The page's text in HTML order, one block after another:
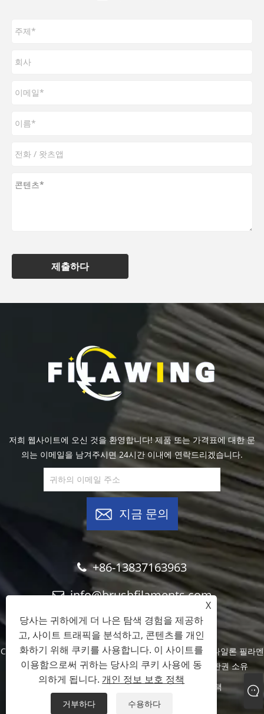
제출하다
저희 웹사이트에 오신 것을 환영합니다! 제품 또는 가격표에 대한 문
의는 이메일을 남겨주시면 24시간 이내에 연락드리겠습니다.
지금 문의
+86-13837163963
info@brushfilaments.com
Copyright © 2023 Filawing Industry Co.,Limited - 연마 나일론 필라멘
트, 실리콘 카바이드 필라멘트, 다이아몬드 필라멘트 - 판권 소유
Links
Sitemap RSS XML 개인 정보 보호 정책
X
당사는 귀하에게 더 나은 탐색 경험을 제공하
고, 사이트 트래픽을 분석하고, 콘텐츠를 개인
화하기 위해 쿠키를 사용합니다. 이 사이트를
이용함으로써 귀하는 당사의 쿠키 사용에 동
의하게 됩니다. 개인 정보 보호 정책
거부하다 수용하다